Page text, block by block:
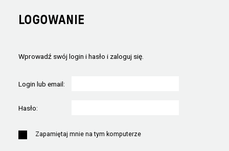
LOGOWANIE
Wprowadź swój login i hasło i zaloguj się.
Login lub email:
Hasło:
Zapamiętaj mnie na tym komputerze